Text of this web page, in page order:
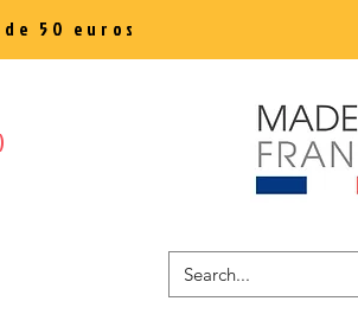
de 50 euros